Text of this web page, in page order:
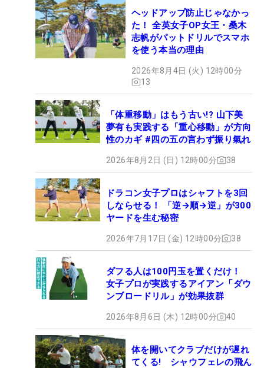
ヘッドアップ防止じゃなかっ
た！ 全英女子OP女王・桑木
志帆がパットドリルでスマホ
を使う本当の理由
2026年8月4日 (火) 12時00分
13
「体重移動」はもう古い!? 山下美
夢有も実践する「重心移動」が方向
性のカギ #四の五の言わず振り氣れ
2026年8月2日 (日) 12時00分 38
ドラコン女子プロはシャフトを3回
しならせる！ 「逆→順→逆」が300
ヤードを生む秘密
2026年7月17日 (金) 12時00分 38
ダフる人は100円玉を置くだけ！
女子プロが実践するアイアン「ダウ
ンブロードリル」が効果抜群
2026年8月6日 (木) 12時00分 40
体を開いてクラブだけが遅れ
てくる! シャウフェレの飛ん